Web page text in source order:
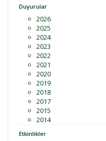
Duyurular
2026
2025
2024
2023
2022
2021
2020
2019
2018
2017
2015
2014
Etkinlikler